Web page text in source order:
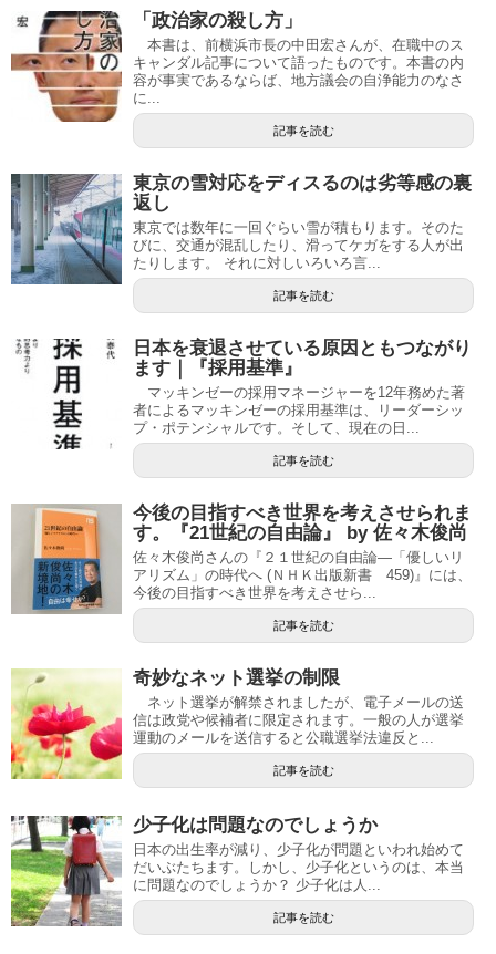
「政治家の殺し方」
本書は、前横浜市長の中田宏さんが、在職中のス
キャンダル記事について語ったものです。本書の内
容が事実であるならば、地方議会の自浄能力のなさ
に...
記事を読む
東京の雪対応をディスるのは劣等感の裏
返し
東京では数年に一回ぐらい雪が積もります。そのた
びに、交通が混乱したり、滑ってケガをする人が出
たりします。 それに対しいろいろ言...
記事を読む
日本を衰退させている原因ともつながり
ます｜『採用基準』
マッキンゼーの採用マネージャーを12年務めた著
者によるマッキンゼーの採用基準は、リーダーシッ
プ・ポテンシャルです。そして、現在の日...
記事を読む
今後の目指すべき世界を考えさせられま
す。『21世紀の自由論』 by 佐々木俊尚
佐々木俊尚さんの『２１世紀の自由論―「優しいリ
アリズム」の時代へ (ＮＨＫ出版新書 459)』には、
今後の目指すべき世界を考えさせら...
記事を読む
奇妙なネット選挙の制限
ネット選挙が解禁されましたが、電子メールの送
信は政党や候補者に限定されます。一般の人が選挙
運動のメールを送信すると公職選挙法違反と...
記事を読む
少子化は問題なのでしょうか
日本の出生率が減り、少子化が問題といわれ始めて
だいぶたちます。しかし、少子化というのは、本当
に問題なのでしょうか？ 少子化は人...
記事を読む